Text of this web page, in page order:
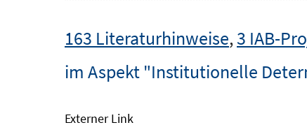
163 Literaturhinweise,3 IAB-
im Aspekt "Institutionelle
Externer Link